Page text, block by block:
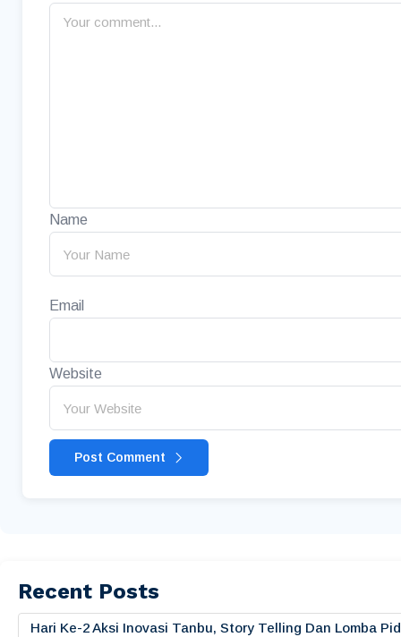
Name
Email
Website
Post Comment
Recent Posts
Hari Ke-2 Aksi Inovasi Tanbu, Story Telling Dan Lomba